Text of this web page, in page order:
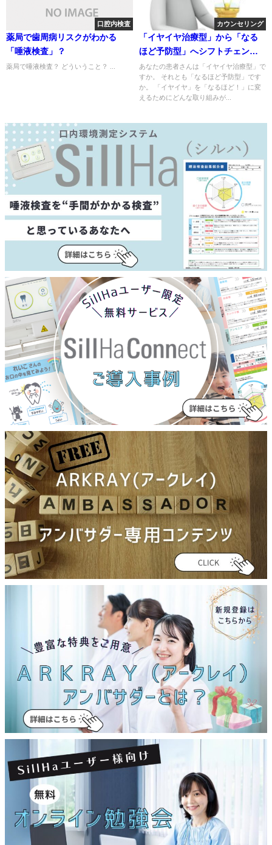
口腔内検査
薬局で歯周病リスクがわかる
「唾液検査」？
薬局で唾液検査？ どういうこと？ ...
カウンセリング
「イヤイヤ治療型」から「なる
ほど予防型」へシフトチェンジ
するために
あなたの患者さんは「イヤイヤ治療型」で
すか。 それとも「なるほど予防型」です
か。 「イヤイヤ」を「なるほど！」に変
えるためにどんな取り組みが...